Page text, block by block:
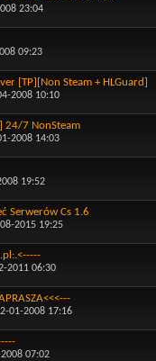
23:04
09:23
[TP][Non Steam + HLGuard]
2008 10:10
24/7 NonSteam
2008 14:03
19:52
Serwerów Cs 1.6
2015 19:25
2011 06:30
01-2008 17:16
07:02